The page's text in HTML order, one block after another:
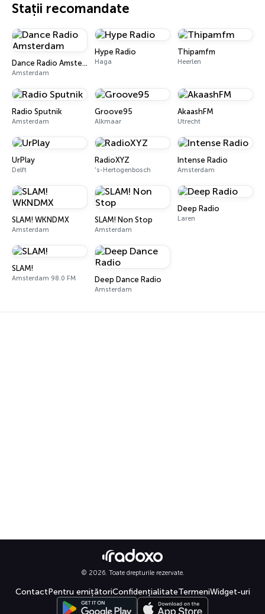
Stații recomandate
Dance Radio Amsterdam
Amsterdam
Hype Radio
Haga
Thipamfm
Heerlen
Radio Sputnik
Amsterdam
Groove95
Alkmaar
AkaashFM
Utrecht
UrPlay
Delft
RadioXYZ
's-Hertogenbosch
Intense Radio
Amsterdam
SLAM! WKNDMX
Amsterdam
SLAM! Non Stop
Amsterdam
Deep Radio
Laren
SLAM!
Amsterdam 98.0 FM Deep Dance Radio
Amsterdam
© 2026. Toate drepturile rezervate.
ContactPentru emițătoriConfidențialitateTermeniWidget-uri